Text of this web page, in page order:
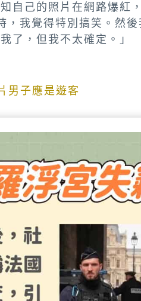
自己的照片在網路爆紅
我覺得特別搞笑。然
了，但我不太確定。」
男子應是遊客